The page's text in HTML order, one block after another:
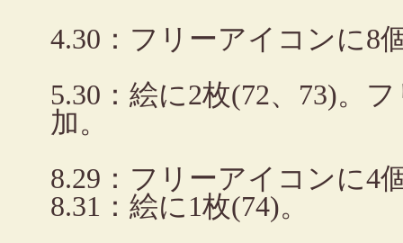
4.30：フリーアイコンに8
5.30：絵に2枚(72、73)。
加。
8.29：フリーアイコンに4
8.31：絵に1枚(74)。